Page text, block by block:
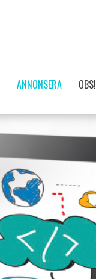
ANNONSERA OBS!